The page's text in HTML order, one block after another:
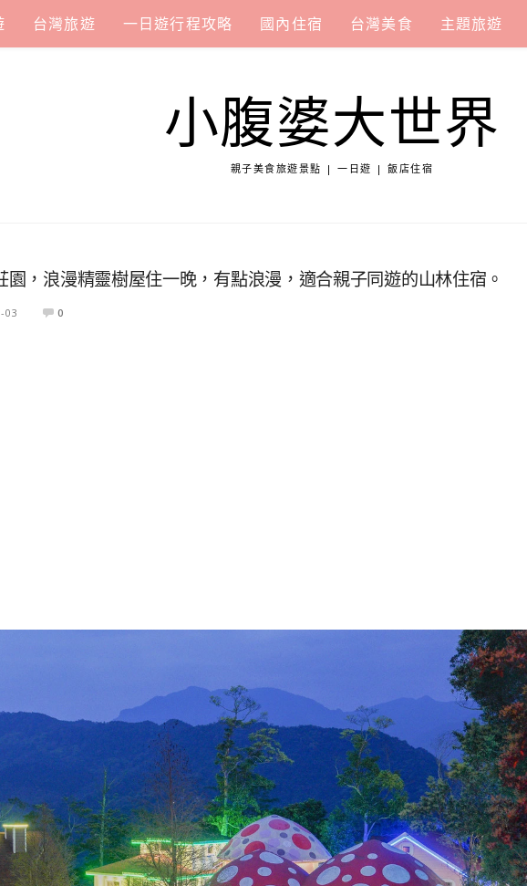
台灣旅遊 一日遊行程攻略 國內住宿 台灣美食 主題旅遊
小腹婆大世界
親子美食旅遊景點 | 一日遊 | 飯店住宿
園，浪漫精靈樹屋住一晚，有點浪漫，適合親子同遊的山林住宿。
03 0